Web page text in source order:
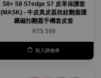
S8+ S8 S7edge S7 皮革保護套
(MASK) - 牛皮真皮荔枝紋翻蓋隱
藏磁扣翻蓋手機套皮套
NT$ 599
加入購物車